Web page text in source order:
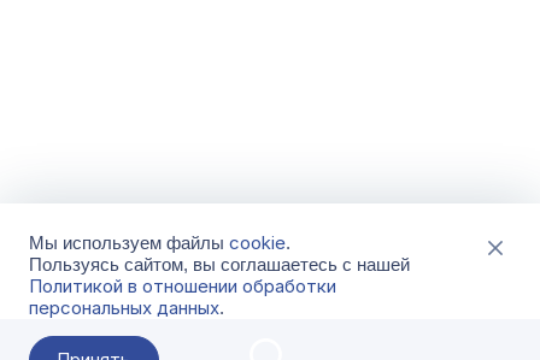
Мы используем файлы cookie.
Пользуясь сайтом, вы соглашаетесь с нашей
Политикой в отношении обработки
персональных данных.